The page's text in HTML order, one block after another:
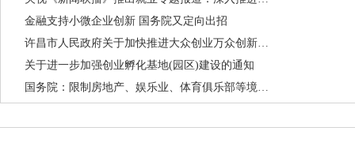
金融支持小微企业创新 国务院又定向出招
许昌市人民政府关于加快推进大众创业万众创新的实施意见
关于进一步加强创业孵化基地(园区)建设的通知
国务院：限制房地产、娱乐业、体育俱乐部等境外投资